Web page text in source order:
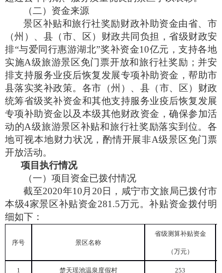
（二）资金来源
景区补贴和旅行社奖励财政补助资金由省、市
（州）、县（市、区）财政共同负担，省级财政安
排“与爱同行惠游湖北”奖补资金10亿元，支持各地
实施A级旅游景区免门票开放和旅行社奖励；并安
排支持服务业疫后恢复发展专项补助资金，帮助市
县落实奖补政策。各市（州）、县（市、区）财政
统筹省级奖补资金和其他支持服务业疫后恢复发展
专项补助资金以及本级其他财政资金，确保参加活
动的A级旅游景区补贴和旅行社奖励落实到位。各
地可视本地财力状况，酌情开展非A级景区免门票
开放活动。
项目执行情况
（一）项目资金已拨付情况
截至2020年10 月 20 日，咸宁市文旅局已拨付市
本级4家景区补贴资金281.5万元。补贴资金拨付明
细如下：
序号 景区名称
省级测算补贴资金
（万元）
1 楚天瑶池温泉度假村 253